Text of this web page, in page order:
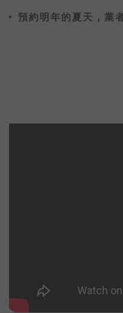
預約明年的夏天，業